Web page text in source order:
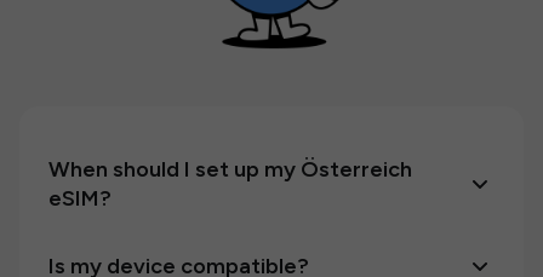
When should I set up my Österreich
eSIM?
Is my device compatible?